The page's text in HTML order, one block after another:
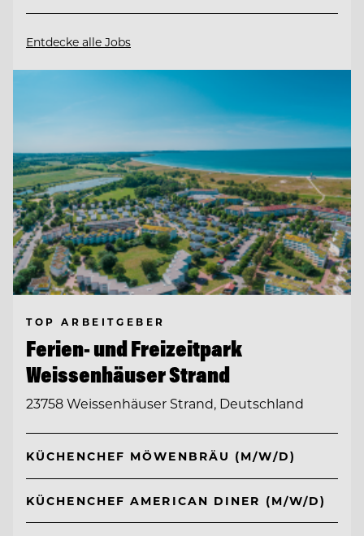
Entdecke alle Jobs
TOP ARBEITGEBER
Ferien- und Freizeitpark
Weissenhäuser Strand
23758 Weissenhäuser Strand, Deutschland
KÜCHENCHEF MÖWENBRÄU (M/W/D)
KÜCHENCHEF AMERICAN DINER (M/W/D)